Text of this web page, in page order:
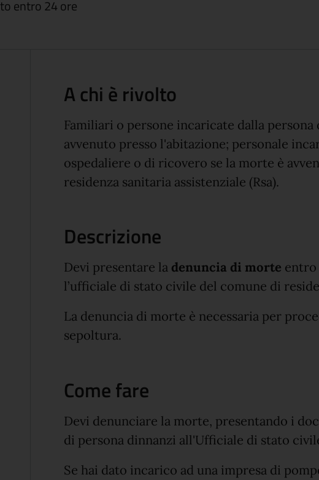
entro 24 ore
A chi è rivolto
Familiari o persone incaricate dalla persona
avvenuto presso l'abitazione; personale
ospedaliere o di ricovero se la morte è
residenza sanitaria assistenziale (Rsa).
Descrizione
Devi presentare la denuncia di morte entro
l’ufficiale di stato civile del comune di
La denuncia di morte è necessaria per
sepoltura.
Come fare
Devi denunciare la morte, presentando i
di persona dinnanzi all'Ufficiale di stato
Se hai dato incarico ad una impresa di